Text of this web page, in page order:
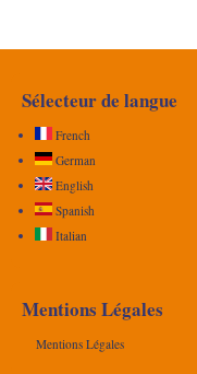
Sélecteur de langue
French
German
English
Spanish
Italian
Mentions Légales
Mentions Légales